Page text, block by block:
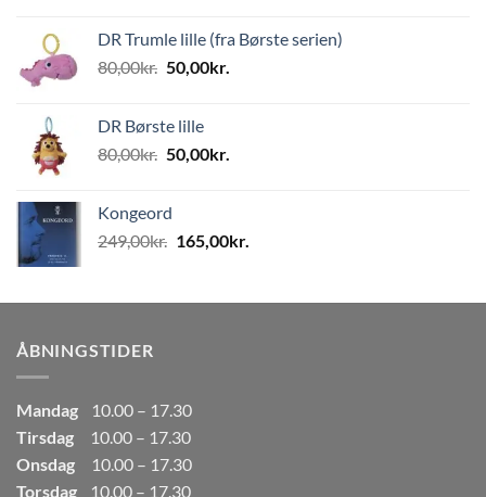
var:
499,00kr..
er:
DR Trumle lille (fra Børste serien)
80,00kr. Den
var:
80,00kr..
50,00kr.
50,00kr..
DR Børste lille
80,00kr. Den
var:
80,00kr..
50,00kr.
50,00kr..
Kongeord
249,00kr. Den
var:
165,00kr.
er:
ÅBNINGSTIDER
Mandag
10.00 – 17.30
Tirsdag
10.00 – 17.30
Onsdag
10.00 – 17.30
Torsdag
10.00 – 17.30